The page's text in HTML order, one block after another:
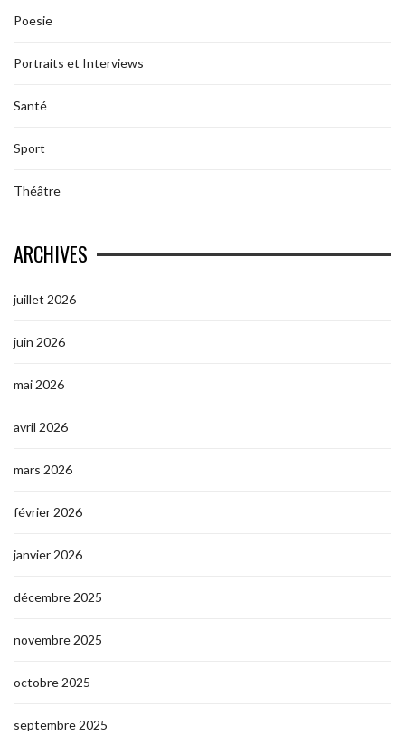
Poesie
Portraits et Interviews
Santé
Sport
Théâtre
ARCHIVES
juillet 2026
juin 2026
mai 2026
avril 2026
mars 2026
février 2026
janvier 2026
décembre 2025
novembre 2025
octobre 2025
septembre 2025